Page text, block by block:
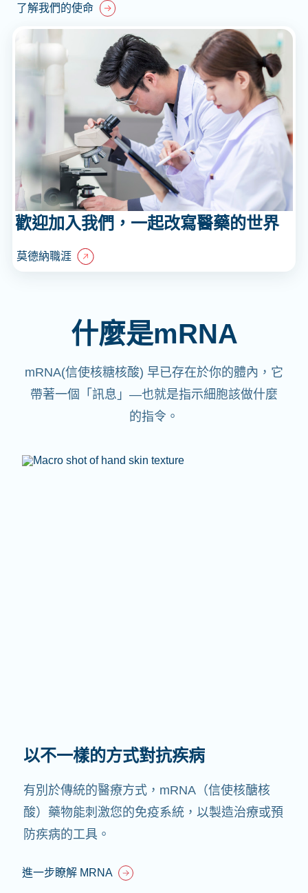
了解我們的使命
歡迎加入我們，一起改寫醫藥的世界
莫德納職涯
什麼是mRNA
mRNA(信使核糖核酸) 早已存在於你的體內，它
帶著一個「訊息」—也就是指示細胞該做什麼
的指令。
以不一樣的方式對抗疾病
有別於傳統的醫療方式，mRNA（信使核醣核
酸）藥物能刺激您的免疫系統，以製造治療或預
防疾病的工具。
進一步瞭解 MRNA